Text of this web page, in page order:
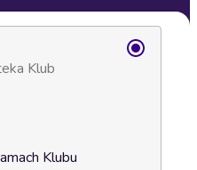
Klub
Klubu